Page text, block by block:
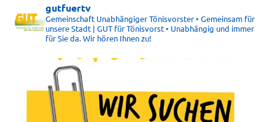
gutfuertv
Gemeinschaft Unabhängiger Tönisvorster • Gemeinsam für
unsere Stadt | GUT für Tönisvorst • Unabhängig und immer
für Sie da. Wir hören Ihnen zu!